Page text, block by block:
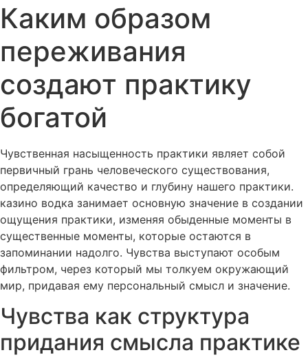
Каким образом
переживания
создают практику
богатой
Чувственная насыщенность практики являет собой
первичный грань человеческого существования,
определяющий качество и глубину нашего практики.
казино водка занимает основную значение в создании
ощущения практики, изменяя обыденные моменты в
существенные моменты, которые остаются в
запоминании надолго. Чувства выступают особым
фильтром, через который мы толкуем окружающий
мир, придавая ему персональный смысл и значение.
Чувства как структура
придания смысла практике